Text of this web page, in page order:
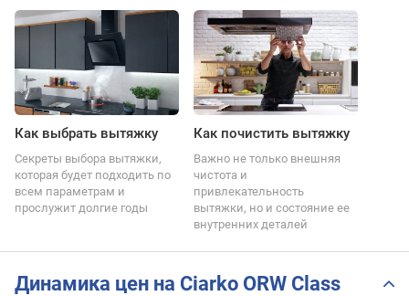
Как выбрать вытяжку
Секреты выбора вытяжки,
которая будет подходить по
всем параметрам и
прослужит долгие годы
Как почистить вытяжку
Важно не только внешняя
чистота и
привлекательность
вытяжки, но и состояние ее
внутренних деталей
Динамика цен на Ciarko ORW Class